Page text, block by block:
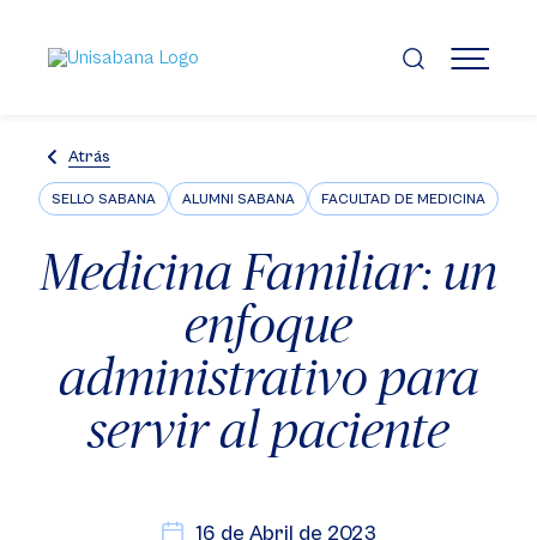
contenido
principal
MENÚ
Atrás
SELLO SABANA ALUMNI SABANA FACULTAD DE MEDICINA
Medicina Familiar: un
enfoque
administrativo para
servir al paciente
16 de Abril de 2023